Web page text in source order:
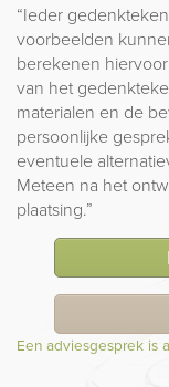
“Ieder
voorbeelden
berekenen
van het
materialen en de
persoonlijke
eventuele
Meteen na het
plaatsing.”
Een adviesgesprek is